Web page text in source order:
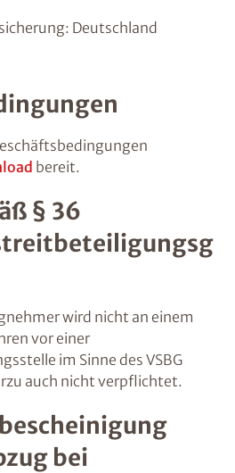
Deutschland
bereit.
§ 36
wird nicht an einem
vor einer
im Sinne des VSBG
auch nicht verpflichtet.
bei